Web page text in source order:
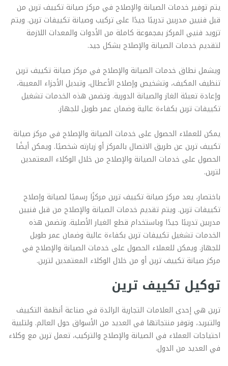
يتم توفير خدمات الصيانة والإصلاح في مركز صيانة تكييف ترين من
قبل فنيين مدربين تدريبًا جيدًا على تركيب وصيانة تكييفات ترين. ويتم
تزويد فنيي المركز بمجموعة كاملة من الأدوات والمعدات اللازمة
لتقديم خدمات الصيانة والإصلاح بشكل جيد.
ويشمل نطاق خدمات الصيانة والإصلاح في مركز صيانة تكييف ترين
تنظيف المكيف، وتشخيص وإصلاح الأعطال، وتبديل الأجزاء المعيبة،
وإعادة تعبئة الغاز والصيانة الدورية. وتضمن هذه الخدمات تشغيل
تكييفات ترين بكفاءة عالية وضمان عمر طويل للجهاز.
يمكن للعملاء الحصول على خدمات الصيانة والإصلاح في مركز صيانة
تكييف ترين عن طريق الاتصال بالمركز أو زيارته شخصيًا. ويمكن أيضًا
الحصول على خدمات الصيانة والإصلاح من خلال الوكلاء المعتمدين
لترين.
باختصار، يعد مركز صيانة تكييف ترين مركزًا رسميًا لصيانة وإصلاح
تكييفات ترين. ويتم تقديم خدمات الصيانة والإصلاح من قبل فنيين
مدربين تدريبًا جيدًا وباستخدام قطع الغيار الأصلية. وتضمن هذه
الخدمات تشغيل تكييفات ترين بكفاءة عالية وضمان عمر طويل
للجهاز. ويمكن للعملاء الحصول على خدمات الصيانة والإصلاح في
مركز صيانة تكييف ترين أو من خلال الوكلاء المعتمدين لترين.
توكيل تكييف ترين
ترين هي إحدى العلامات التجارية الرائدة في صناعة أنظمة التكييف
والتبريد، وتوفر منتجاتها في العديد من الأسواق حول العالم. ولتلبية
احتياجات العملاء في الصيانة والإصلاح والتركيب، تعمل ترين مع وكلاء
في العديد من الدول.